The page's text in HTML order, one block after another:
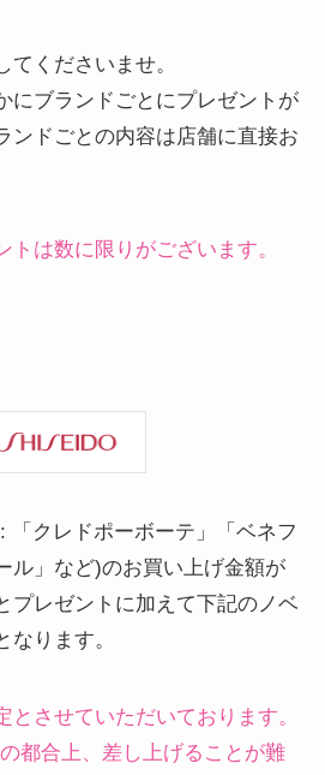
てくださいませ。
にブランドごとにプレゼントが
ンドごとの内容は店舗に直接お
トは数に限りがございます。
「クレドポーボーテ」「ベネフ
ル」など)のお買い上げ金額が
プレゼントに加えて下記のノベ
なります。
させていただいております。
都合上、差し上げることが難